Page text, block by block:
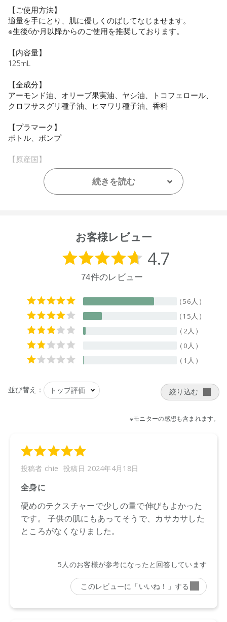
【ご使用方法】
適量を手にとり、肌に優しくのばしてなじませます。
※生後6か月以降からのご使用を推奨しております。
【内容量】
125mL
【全成分】
アーモンド油、オリーブ果実油、ヤシ油、トコフェロール、
クロフサスグリ種子油、ヒマワリ種子油、香料
【プラマーク】
ボトル、ポンプ
【原産国】
ニュージーランド
【メーカー品番】
※お届けまで１～２週間かかる場合がございますのでご了承く
●こちらの商品は空輸禁止商品です。北海道ならびに沖縄への
発送は、お届け予定日よりも遅れる場合がございます。
合がございます。
●パッケージのリニューアル等の理由により、成分・処方が記
載と異なる場合がございます。
●予告なくパッケージ仕様が変更になる場合がございます。
続きを読む
お客様レビュー